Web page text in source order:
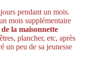
pendant un mois.
mois supplémentaire
la maisonnette
plancher, etc, après
un peu de sa jeunesse